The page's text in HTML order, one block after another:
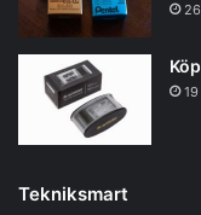
Tekniksmart